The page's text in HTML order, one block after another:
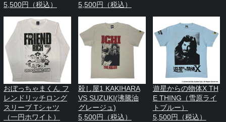
5,500円（税込）
5,500円（税込）
おぼっちゃまくん フ
レンドリッチロング
スリーブ Tシャツ
（一円ホワイト）
殺し屋1 KAKIHARA
VS SUZUKI(沸騰油
グレージュ)
5,500円（税込）
遊星からの物体X TH
E THING（雪原ライ
トブルー）
5,500円（税込）